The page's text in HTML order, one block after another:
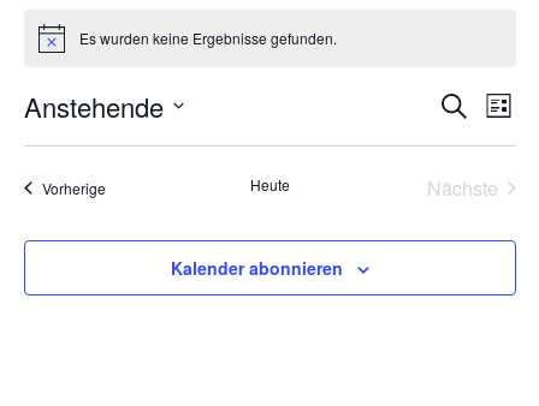
HinweisEs wurden keine Ergebnisse gefunden.
und
Suche
Liste
Anstehende
Datum
VorherigeVeranstaltungen Heute
Nächste
Kalender abonnieren